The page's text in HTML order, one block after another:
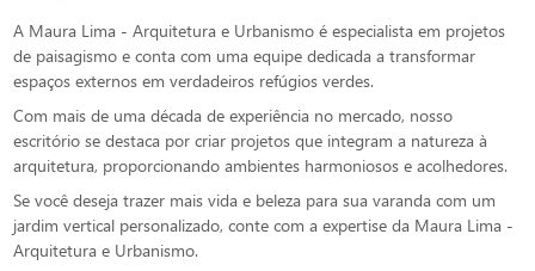
A Maura Lima - Arquitetura e Urbanismo é especialista em projetos
de paisagismo e conta com uma equipe dedicada a transformar
espaços externos em verdadeiros refúgios verdes.
Com mais de uma década de experiência no mercado, nosso
escritório se destaca por criar projetos que integram a natureza à
arquitetura, proporcionando ambientes harmoniosos e acolhedores.
Se você deseja trazer mais vida e beleza para sua varanda com um
jardim vertical personalizado, conte com a expertise da Maura Lima -
Arquitetura e Urbanismo.